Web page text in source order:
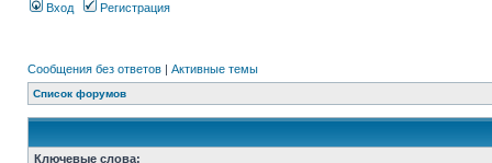
Вход Регистрация
Сообщения без ответов | Активные темы
Список форумов
Ключевые слова: